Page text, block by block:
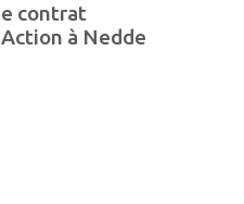
contrat
à Nedde